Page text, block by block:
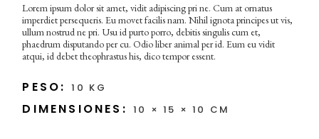
Lorem ipsum dolor sit amet, vidit adipiscing pri ne. Cum at ornatus
imperdiet persequeris. Eu movet facilis nam. Nihil ignota principes ut vis,
ullum nostrud ne pri. Usu id purto porro, debitis singulis cum et,
phaedrum disputando per cu. Odio liber animal per id. Eum eu vidit
atqui, id debet theophrastus his, dico tempor essent.
PESO 10 KG
DIMENSIONES 10 × 15 × 10 CM